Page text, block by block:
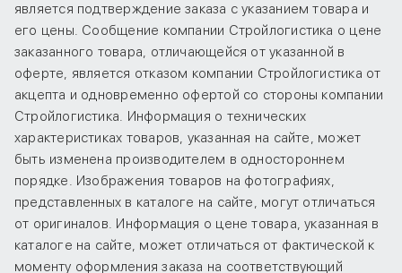
является подтверждение заказа с указанием товара и
его цены. Сообщение компании Стройлогистика о цене
заказанного товара, отличающейся от указанной в
оферте, является отказом компании Стройлогистика от
акцепта и одновременно офертой со стороны компании
Стройлогистика. Информация о технических
характеристиках товаров, указанная на сайте, может
быть изменена производителем в одностороннем
порядке. Изображения товаров на фотографиях,
представленных в каталоге на сайте, могут отличаться
от оригиналов. Информация о цене товара, указанная в
каталоге на сайте, может отличаться от фактической к
моменту оформления заказа на соответствующий